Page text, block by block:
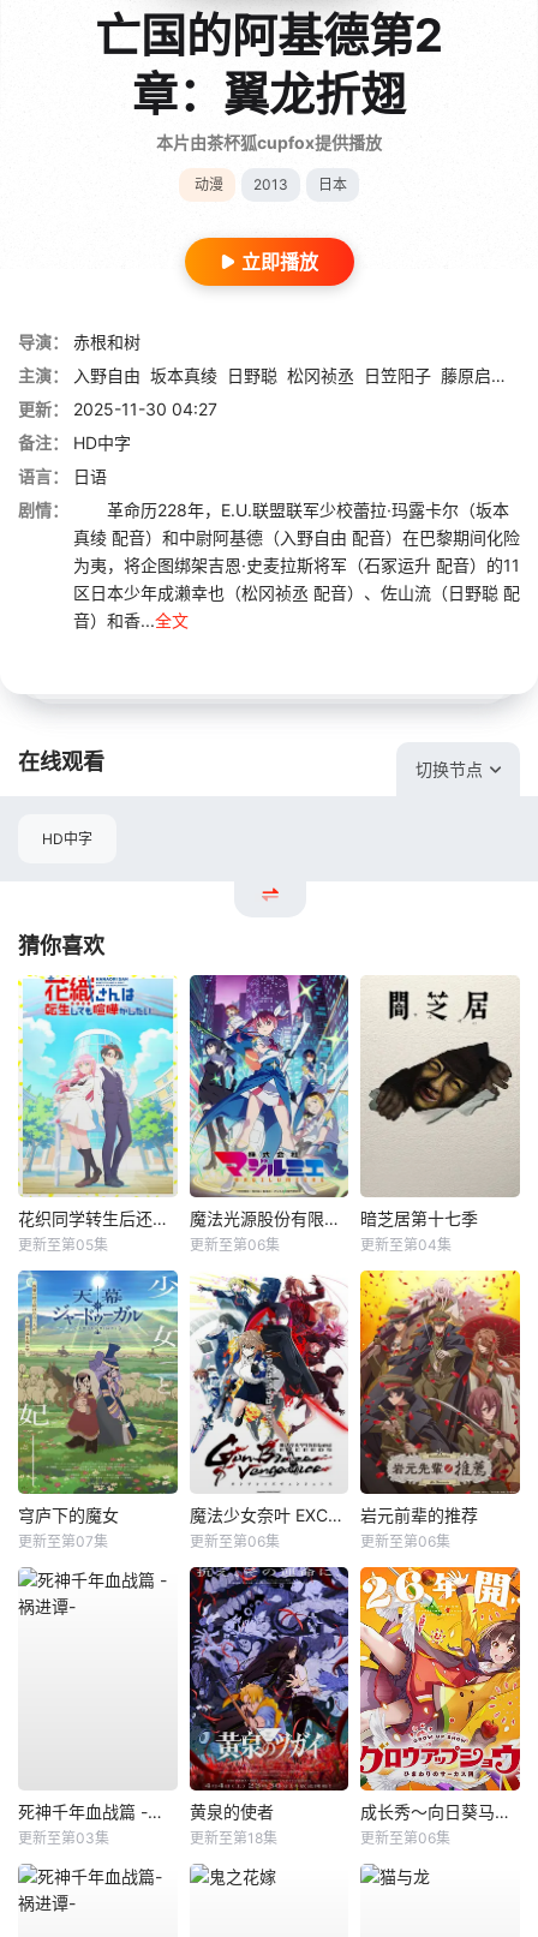
亡国的阿基德第2
章：翼龙折翅
本片由茶杯狐cupfox提供播放
动漫 2013 日本
立即播放
导演：
赤根和树
主演：
入野自由 坂本真绫 日野聪 松冈祯丞 日笠阳子 藤原启治
更新：
2025-11-30 04:27
备注：
HD中字
语言：
日语
剧情：
革命历228年，E.U.联盟联军少校蕾拉·玛露卡尔（坂本
真绫 配音）和中尉阿基德（入野自由 配音）在巴黎期间化险
为夷，将企图绑架吉恩·史麦拉斯将军（石冢运升 配音）的11
区日本少年成濑幸也（松冈祯丞 配音）、佐山流（日野聪 配
音）和香...全文
在线观看 切换节点
HD中字
猜你喜欢
花织同学转生后还是想干架
更新至第05集
魔法光源股份有限公司第二季
更新至第06集
暗芝居第十七季
更新至第04集
穹庐下的魔女
更新至第07集
魔法少女奈叶 EXCEEDS Gun Blaze Vengeance
更新至第06集
岩元前辈的推荐
更新至第06集
死神千年血战篇 -祸进谭-
更新至第03集
黄泉的使者
更新至第18集
成长秀～向日葵马戏团～
更新至第06集